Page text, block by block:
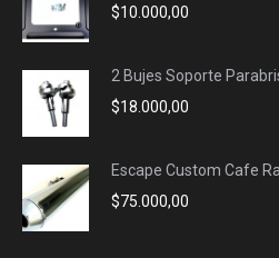
$10.000,00
2 Bujes Soporte
$18.000,00
Escape Custom Cafe
$75.000,00